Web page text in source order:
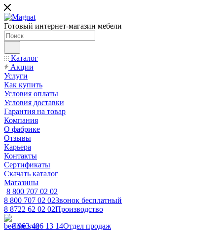
Готовый интернет-магазин мебели
Каталог
Акции
Услуги
Как купить
Условия оплаты
Условия доставки
Гарантия на товар
Компания
О фабрике
Отзывы
Карьера
Контакты
Сертификаты
Скачать каталог
Магазины
8 800 707 02 02
8 800 707 02 02Звонок бесплатный
8 8722 62 02 02Производство
8 963 406 13 14Отдел продаж